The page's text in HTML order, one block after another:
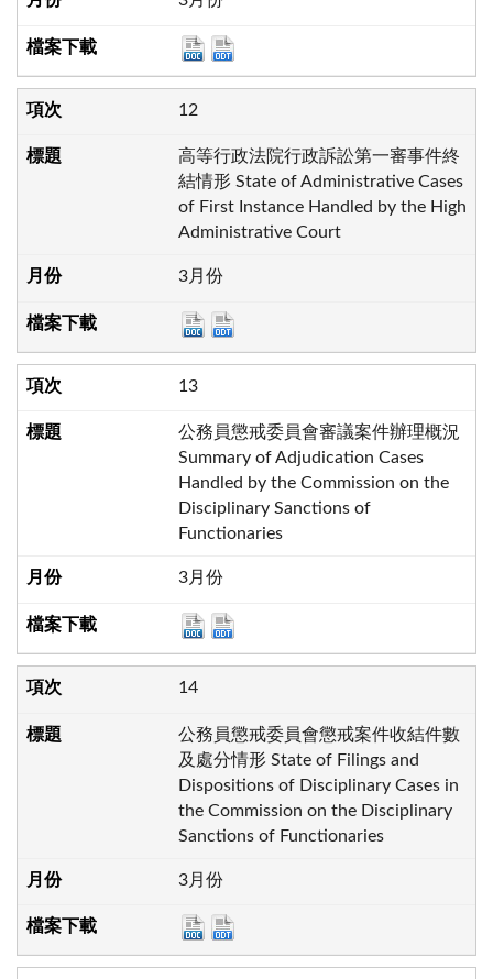
12
高等行政法院行政訴訟第一審事件終
結情形 State of Administrative Cases
of First Instance Handled by the High
Administrative Court
3月份
13
公務員懲戒委員會審議案件辦理概況
Summary of Adjudication Cases
Handled by the Commission on the
Disciplinary Sanctions of
Functionaries
3月份
14
公務員懲戒委員會懲戒案件收結件數
及處分情形 State of Filings and
Dispositions of Disciplinary Cases in
the Commission on the Disciplinary
Sanctions of Functionaries
3月份